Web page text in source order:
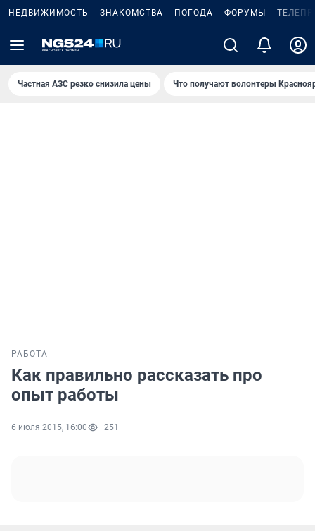
НЕДВИЖИМОСТЬ ЗНАКОМСТВА ПОГОДА ФОРУМЫ
Частная АЗС резко снизила цены Что получают волонтеры
РАБОТА
Как правильно рассказать про
опыт работы
6 июля 2015, 16:00 251